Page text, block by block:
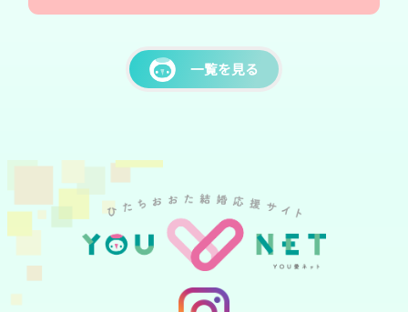
一覧を見る